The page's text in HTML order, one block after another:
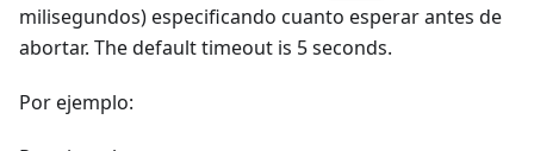
milisegundos) especificando cuanto esperar antes de
abortar. The default timeout is 5 seconds.
Por ejemplo: